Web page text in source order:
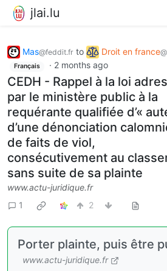
jlai.lu
Mas@feddit.fr to Droit en france
Français · 2 months ago
CEDH - Rappel à la loi
par le ministère public à la
requérante qualifiée d’«
d’une dénonciation
de faits de viol,
consécutivement au
sans suite de sa plainte
www.actu-juridique.fr
1
2
Porter plainte, puis être
www.actu-juridique.fr